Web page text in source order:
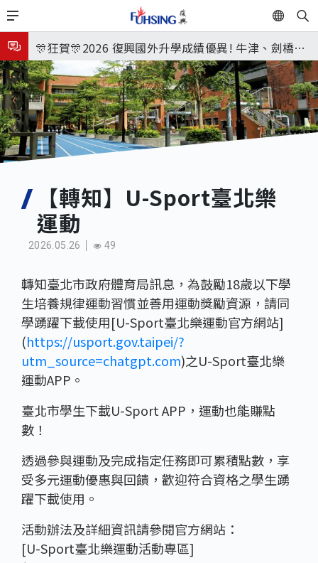
移
至
主
內
容
EN
🎉🎉🎉狂賀! 12望蘇同學榮錄MIT麻省理工學院，本校
連續兩年錄取世界第一學府！
🎊狂賀🎊2026 復興國外升學成績優異! 牛津、劍橋首
次雙星閃耀✨
115年校本部大學榜單再創佳績🎉，32％達醫學系錄
取標準、62%達台大錄取標準。各組合4科60級分9人
🎊
8月3日 分科成績公布
臺北市2026城鎮韌性(防空)演習訂於8月13日(四) 14
時30分至15時實施，全市人、車及各場所均須配合管
制與避難演練，以免受罰。
8月31日 開學日
🎉🎉🎉狂賀! 12望蘇同學榮錄MIT麻省理工學院，本校
連續兩年錄取世界第一學府！
【轉知】U-Sport臺北樂
運動
2026.05.26 49
轉知臺北市政府體育局訊息，為鼓勵18歲以下學
生培養規律運動習慣並善用運動獎勵資源，請同
學踴躍下載使用[U-Sport臺北樂運動官方網站]
(https://usport.gov.taipei/?
utm_source=chatgpt.com)之U-Sport臺北樂
運動APP。
臺北市學生下載U-Sport APP，運動也能賺點
數！
透過參與運動及完成指定任務即可累積點數，享
受多元運動優惠與回饋，歡迎符合資格之學生踴
躍下載使用。
活動辦法及詳細資訊請參閱官方網站：
[U-Sport臺北樂運動活動專區]